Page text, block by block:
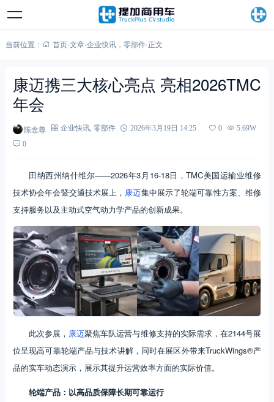
当前位置： 首页-文章-企业快讯， 零部件-正文
康迈携三大核心亮点 亮相2026TMC
年会
陈念尊 企业快讯, 零部件 2026年3月19日 14:25 0
5.69W
0
田纳西州纳什维尔——2026年3月16-18日，TMC美国运输业维修
技术协会年会暨交通技术展上， 康迈集中展示了轮端可靠性方案、维修
支持服务以及主动式空气动力学产品的创新成果。
此次参展， 康迈聚焦车队运营与维修支持的实际需求，在2144号展
位呈现高可靠轮端产品与技术讲解，同时在展区外带来TruckWings®产
品的实车动态演示，展示其提升运营效率方面的实际价值。
轮端产品：以高品质保障长期可靠运行